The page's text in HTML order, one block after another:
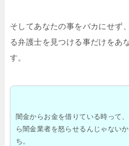
そしてあなたの事をバカにせず
る弁護士を見つける事だけをあ
す。
闇金からお金を借りている時って
ら闇金業者を怒らせるんじゃない
ち。